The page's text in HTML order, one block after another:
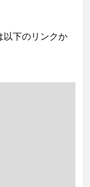
以下のリンクか